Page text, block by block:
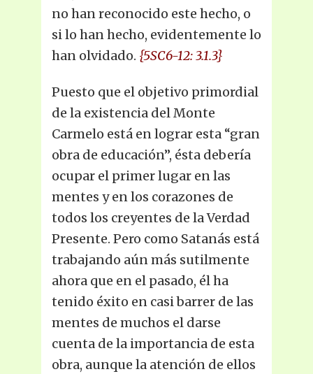
no han reconocido este hecho, o
si lo han hecho, evidentemente lo
han olvidado. {5SC6-12: 3.1.3}
Puesto que el objetivo primordial
de la existencia del Monte
Carmelo está en lograr esta “gran
obra de educación”, ésta debería
ocupar el primer lugar en las
mentes y en los corazones de
todos los creyentes de la Verdad
Presente. Pero como Satanás está
trabajando aún más sutilmente
ahora que en el pasado, él ha
tenido éxito en casi barrer de las
mentes de muchos el darse
cuenta de la importancia de esta
obra, aunque la atención de ellos